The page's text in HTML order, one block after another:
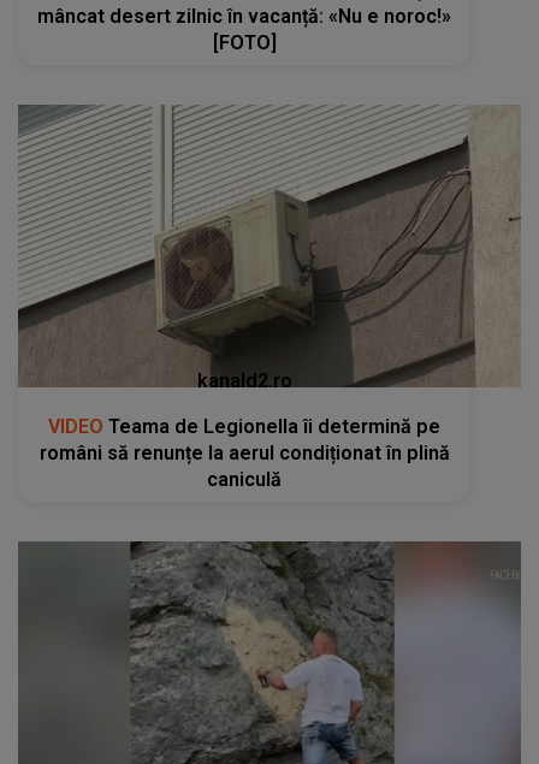
mâncat desert zilnic în vacanță: «Nu e noroc!»
[FOTO]
kanald2.ro
VIDEO Teama de Legionella îi determină pe
români să renunțe la aerul condiționat în plină
caniculă